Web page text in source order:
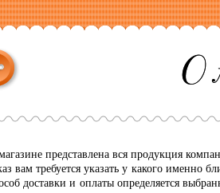
представлена вся продукция
вам требуется указать у какого
доставки и оплаты определяется